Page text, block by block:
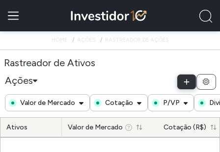
HOME AÇÕES RASTREADOR DE AÇÕES
Rastreador de Ativos
Ações
Valor de Mercado Cotação P/VP
Ativos Valor de Mercado Cotação (R$)